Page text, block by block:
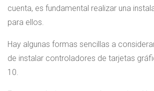
cuenta, es fundamental realizar una
para ellos.
Hay algunas formas sencillas a
de instalar controladores de tarjetas
10.